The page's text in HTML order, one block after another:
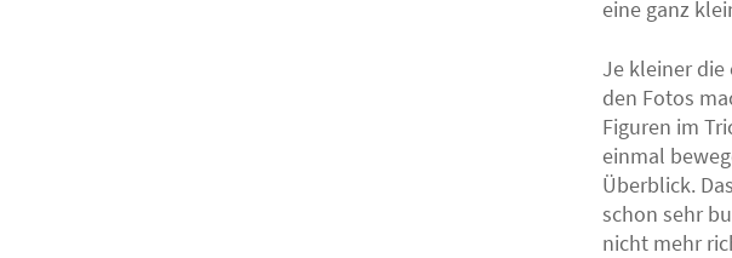
eine ganz
Je kleiner die
den Fotos
Figuren im
einmal
Überblick.
schon sehr
nicht mehr